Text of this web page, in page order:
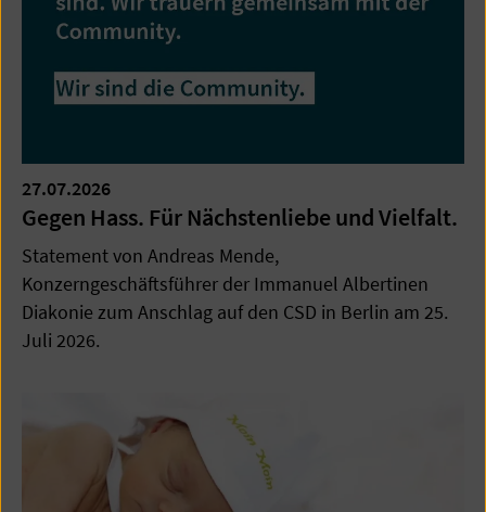
27.07.2026
Gegen Hass. Für Nächstenliebe und Vielfalt.
Statement von Andreas Mende,
Konzerngeschäftsführer der Immanuel Albertinen
Diakonie zum Anschlag auf den CSD in Berlin am 25.
Juli 2026.